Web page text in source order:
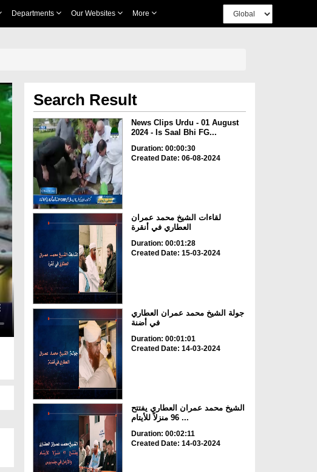
Departments Our Websites More
Search Result
News Clips Urdu - 01 August
2024 - Is Saal Bhi FG...
Duration: 00:00:30
Created Date: 06-08-2024
لقاءات الشيخ محمد عمران
العطاري في أنقرة
Duration: 00:01:28
Created Date: 15-03-2024
جولة الشيخ محمد عمران العطاري
في أضنة
Duration: 00:01:01
Created Date: 14-03-2024
الشيخ محمد عمران العطاري يفتتح
96 منزلاً للأيتام ...
Duration: 00:02:11
Created Date: 14-03-2024